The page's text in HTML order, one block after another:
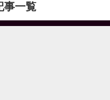
事一覧